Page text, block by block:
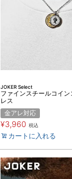
JOKER Select
ファインスチールコイン
レス
金アレ対応
¥3,960 税込
カートに入れる